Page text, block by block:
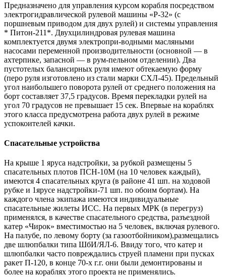
Предназначено для управления курсом корабля посредством
электрогидравлической рулевой машины «Р-32» (с
поршневым приводом для двух рулей) и системы управления
* Питон-211*. Двухцилиндровая рулевая машина
комплектуется двумя электропри-водными масляными
насосами переменной производительности (основной — в
ахтерпике, запасной — в рум-пельном отделении). Два
пустотелых балансирных руля имеют обтекаемую форму
(перо руля изготовлено из стали марки СХЛ-45). Предельный
угол наибольшего поворота рулей от среднего положения на
борт составляет 37,5 градусов. Время перекладки рулей на
угол 70 градусов не превышает 15 сек. Впервые на кораблях
этого класса предусмотрена работа двух рулей в режиме
успокоителей качки.
Спасательные устройства
На крыше 1 яруса надстройки, за рубкой размещены 5
спасательных плотов ПСН-10М (на 10 человек каждый),
имеются 4 спасательных круга (в районе 41 шп. на ходовой
рубке и 1ярусе надстройки-71 шп. по обоим бортам). На
каждого члена экипажа имеются индивидуальные
спасательные жилеты ИСС. На первых МРК (в перегруз)
применялся, в качестве спасательного средства, разъездной
катер «Чирок» вместимостью на 5 человек, включая рулевого.
На палубе, по левому борту (за газоотбойником),размещались
две шлюпбалки типа ШбИ/ЯЛ-6. Ввиду того, что катер и
шлюпбалки часто повреждались струей пламени при пусках
ракет П-120, в конце 70-х г.г. они были демонтированы и
более на кораблях этого проекта не применялись.